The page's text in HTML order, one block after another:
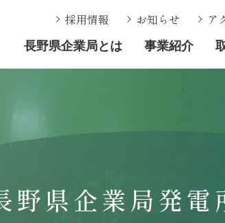
長野県企業局とは 事業紹介
採用情報 お知らせ ア
野県企業局発電